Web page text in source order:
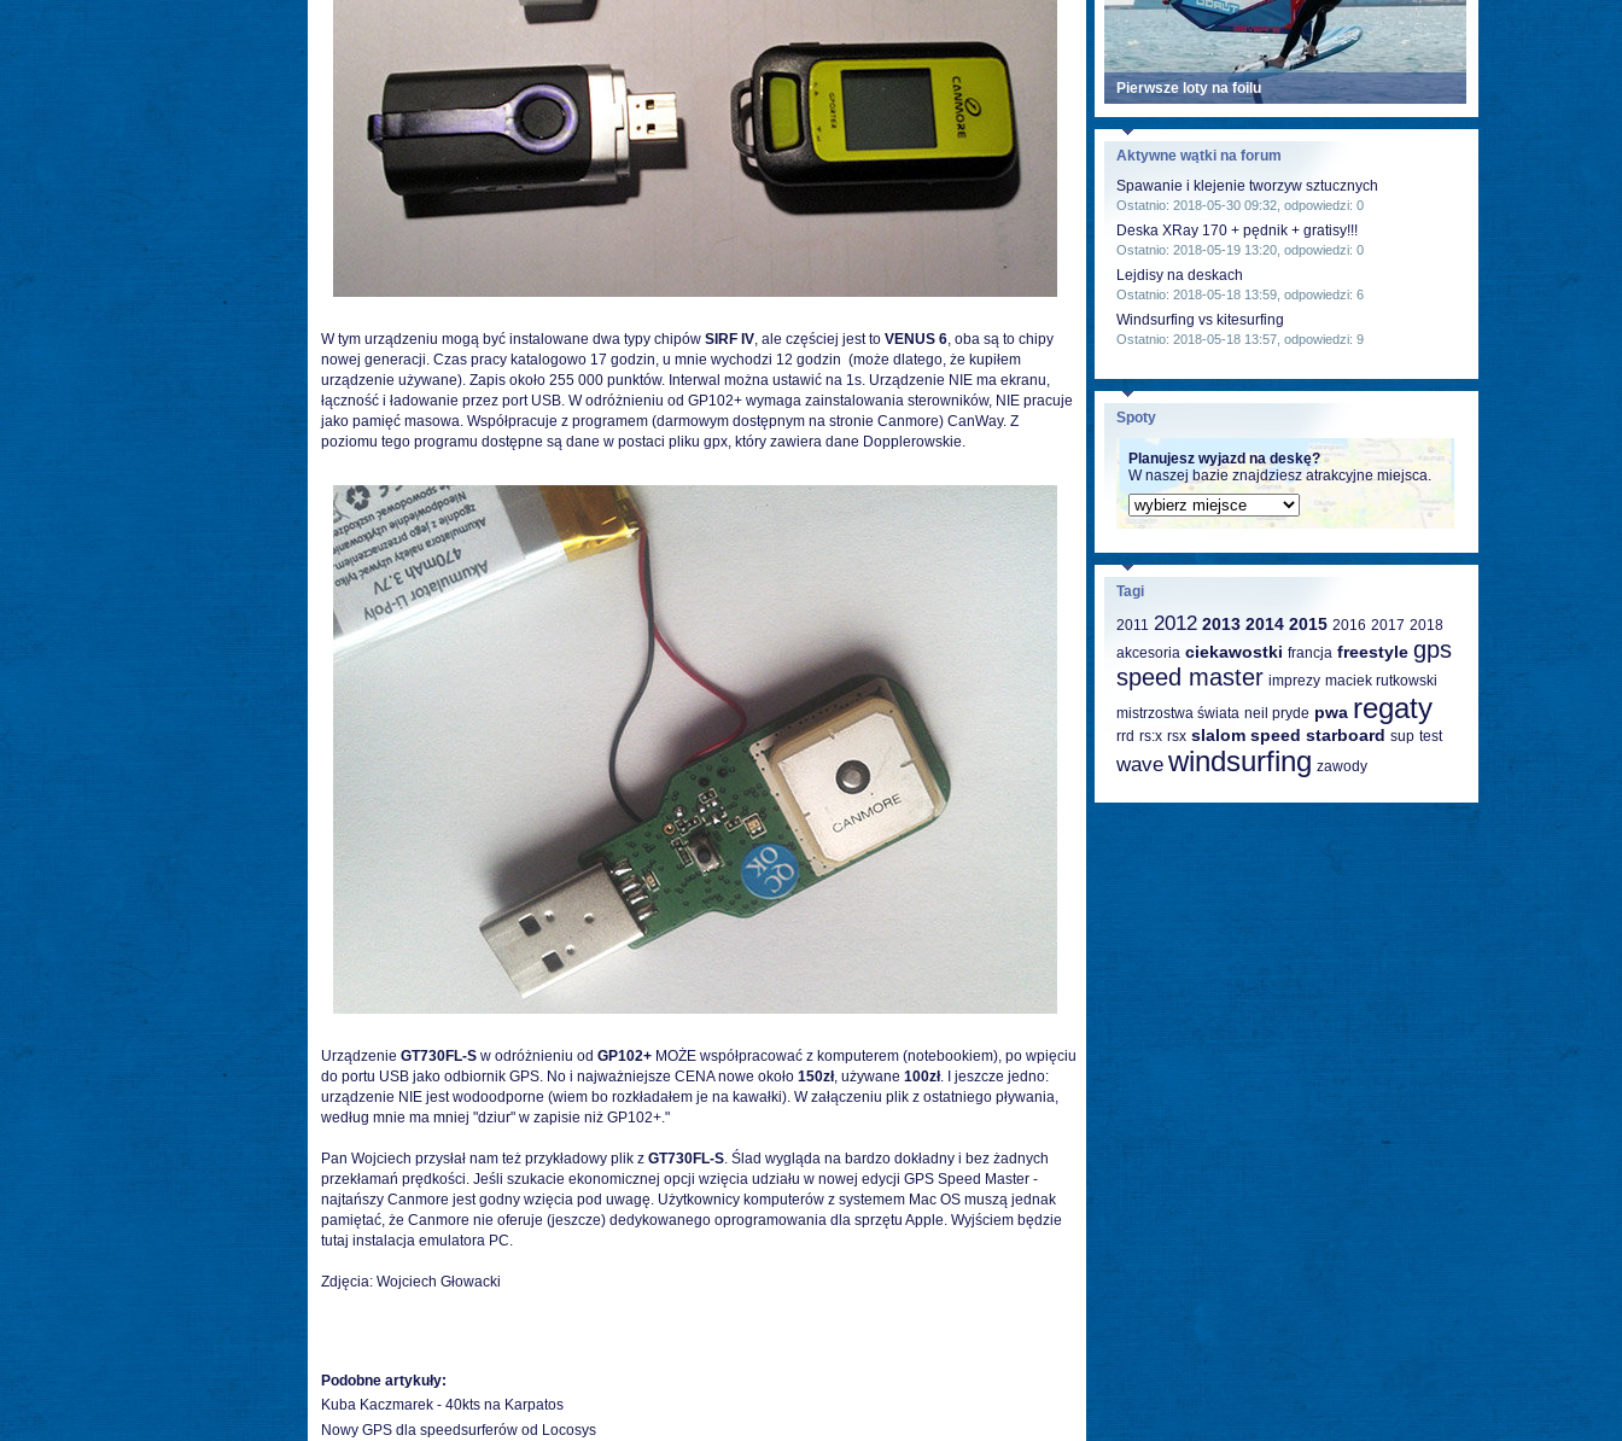
W tym urządzeniu mogą być instalowane dwa typy chipów SIRF IV, ale częściej jest to VENUS 6, oba są to chipy
nowej generacji. Czas pracy katalogowo 17 godzin, u mnie wychodzi 12 godzin (może dlatego, że kupiłem
urządzenie używane). Zapis około 255 000 punktów. Interwal można ustawić na 1s. Urządzenie NIE ma ekranu,
łączność i ładowanie przez port USB. W odróżnieniu od GP102+ wymaga zainstalowania sterowników, NIE pracuje
jako pamięć masowa. Współpracuje z programem (darmowym dostępnym na stronie Canmore) CanWay. Z
poziomu tego programu dostępne są dane w postaci pliku gpx, który zawiera dane Dopplerowskie.
Urządzenie GT730FL-Sw odróżnieniu od GP102+MOŻE współpracować z komputerem (notebookiem), po wpięciu
do portu USB jako odbiornik GPS. No i najważniejsze CENA nowe około 150zł, używane 100zł. I jeszcze jedno:
urządzenie NIE jest wodoodporne (wiem bo rozkładałem je na kawałki). W załączeniu plik z ostatniego pływania,
według mnie ma mniej "dziur" w zapisie niż GP102+."
Pan Wojciech przysłał nam też przykładowy plik z GT730FL-S. Ślad wygląda na bardzo dokładny i bez żadnych
przekłamań prędkości. Jeśli szukacie ekonomicznej opcji wzięcia udziału w nowej edycji GPS Speed Master -
najtańszy Canmore jest godny wzięcia pod uwagę. Użytkownicy komputerów z systemem Mac OS muszą jednak
pamiętać, że Canmore nie oferuje (jeszcze) dedykowanego oprogramowania dla sprzętu Apple. Wyjściem będzie
tutaj instalacja emulatora PC.
Zdjęcia: Wojciech Głowacki
Podobne artykuły:
Kuba Kaczmarek - 40kts na Karpatos
Nowy GPS dla speedsurferów od Locosys
Pierwsze loty na foilu
Aktywne wątki na forum
Spawanie i klejenie tworzyw sztucznych
Ostatnio: 2018-05-30 09:32, odpowiedzi: 0
Deska XRay 170 + pędnik + gratisy!!!
Ostatnio: 2018-05-19 13:20, odpowiedzi: 0
Lejdisy na deskach
Ostatnio: 2018-05-18 13:59, odpowiedzi: 6
Windsurfing vs kitesurfing
Ostatnio: 2018-05-18 13:57, odpowiedzi: 9
Spoty
Planujesz wyjazd na deskę?
W naszej bazie znajdziesz atrakcyjne miejsca.
Tagi
2011 2012 2013 2014 2015 2016 2017 2018
akcesoria ciekawostki francja freestyle gps
speed master imprezy maciek rutkowski
mistrzostwa świata neil pryde pwa regaty
rrd rs:x rsx slalom speed starboard sup test
wave windsurfing zawody